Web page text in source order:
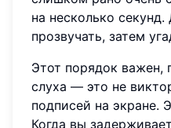
на несколько секунд.
прозвучать, затем
Этот порядок важен,
слуха — это не
подписей на экране.
Когда вы